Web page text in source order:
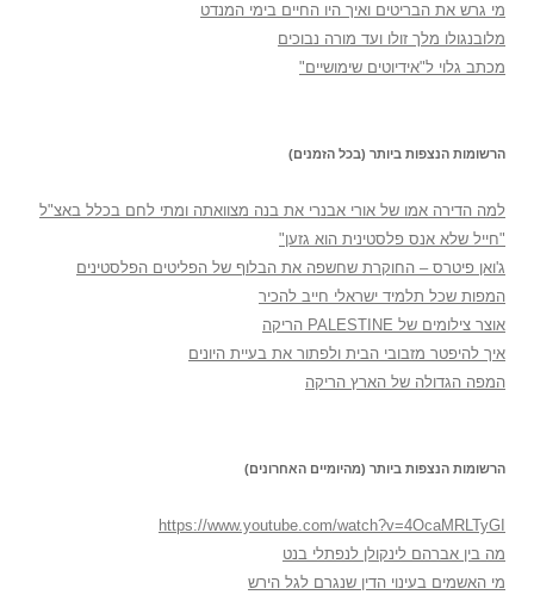
מי גרש את הבריטים ואיך היו החיים בימי המנדט
מלובנגולו מלך זולו ועד מורה נבוכים
מכתב גלוי ל"אידיוטים שימושיים"
הרשומות הנצפות ביותר (בכל הזמנים)
למה הדירה אמו של אורי אבנרי את בנה מצוואתה ומתי לחם בכלל באצ"ל
"חייל שלא אנס פלסטינית הוא גזען"
ג'ואן פיטרס – החוקרת שחשפה את הבלוף של הפליטים הפלסטינים
המפות שכל תלמיד ישראלי חייב להכיר
אוצר צילומים של PALESTINE הריקה
איך להיפטר מזבובי הבית ולפתור את בעיית היונים
המפה הגדולה של הארץ הריקה
הרשומות הנצפות ביותר (מהיומיים האחרונים)
https://www.youtube.com/watch?v=4OcaMRLTyGI
מה בין אברהם לינקולן לנפתלי בנט
מי האשמים בעינוי הדין שנגרם לגל הירש